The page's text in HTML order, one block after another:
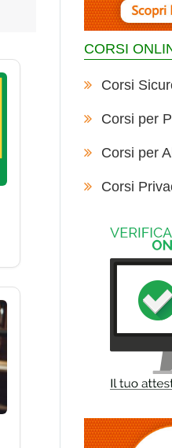
CORSI
Corsi
Corsi per
Corsi per
Corsi